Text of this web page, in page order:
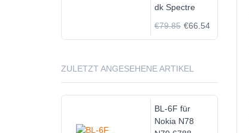
dk Spectre
€79.85 €66.54
ZULETZT ANGESEHENE ARTIKEL
BL-6F für
Nokia N78